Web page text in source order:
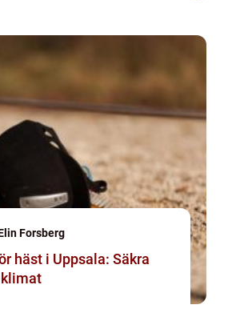
Forsberg
häst i Uppsala: Säkra